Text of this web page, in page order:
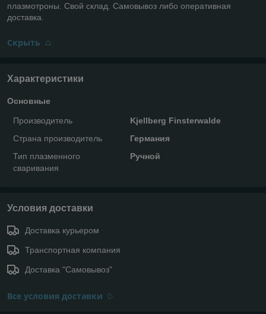
плазмотроны. Свой склад. Самовывоз либо оперативная
доставка.
Скрыть
Характеристики
Основные
Производитель
Kjellberg Finsterwalde
Страна производитель
Германия
Тип плазменного
сваривания
Ручной
Условия доставки
Доставка курьером
Транспортная компания
Доставка "Самовывоз"
Все условия доставки